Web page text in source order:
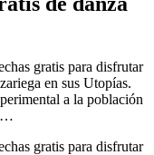
gratis para disfrutar
en sus Utopías.
a la población
gratis para disfrutar